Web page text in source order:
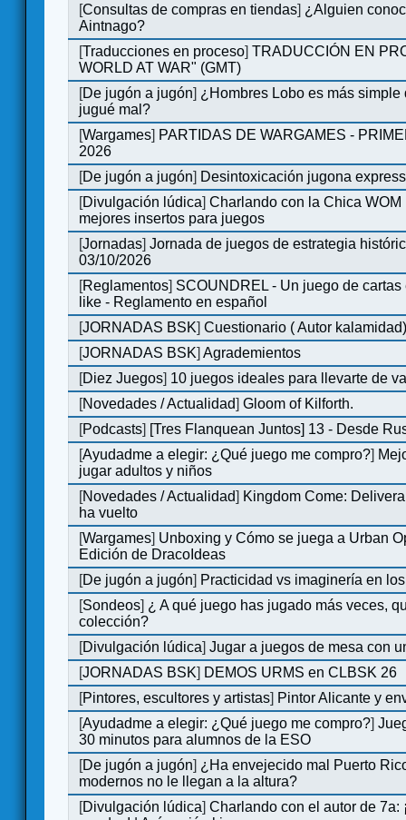
[Consultas de compras en tiendas] ¿Alguien
Aintnago?
[Traducciones en proceso]TRADUCCIÓN EN
WORLD AT WAR" (GMT)
[De jugón a jugón] ¿Hombres Lobo es más simple
jugué mal?
[Wargames] PARTIDAS DE WARGAMES -
2026
[De jugón a jugón] Desintoxicación jugona express
[Divulgación lúdica]Charlando con la Chica WOM
mejores insertos para juegos
[Jornadas]Jornada de juegos de estrategia
03/10/2026
[Reglamentos] SCOUNDREL - Un juego de
like - Reglamento en español
[JORNADAS BSK]Cuestionario ( Autor
[JORNADAS BSK]Agrademientos
[Diez Juegos] 10 juegos ideales para llevarte de
[Novedades / Actualidad]Gloom of Kilforth.
[Podcasts] [Tres Flanquean Juntos] 13 - Desde
[Ayudadme a elegir: ¿Qué juego me compro?]
jugar adultos y niños
[Novedades / Actualidad] Kingdom Come:
ha vuelto
[Wargames] Unboxing y Cómo se juega a Urban
Edición de DracoIdeas
[De jugón a jugón] Practicidad vs imaginería en
[Sondeos] ¿ A qué juego has jugado más veces,
colección?
[Divulgación lúdica]Jugar a juegos de mesa con
[JORNADAS BSK] DEMOS URMS en CLBSK 26
[Pintores, escultores y artistas] Pintor Alicante y
[Ayudadme a elegir: ¿Qué juego me compro?]
30 minutos para alumnos de la ESO
[De jugón a jugón] ¿Ha envejecido mal Puerto
modernos no le llegan a la altura?
[Divulgación lúdica]Charlando con el autor de 7a: